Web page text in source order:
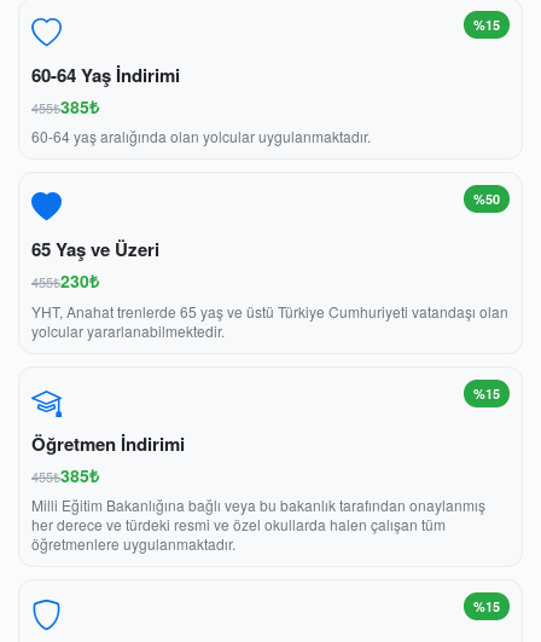
%15
60-64 Yaş İndirimi
455₺385₺
60-64 yaş aralığında olan yolcular uygulanmaktadır.
%50
65 Yaş ve Üzeri
455₺230₺
YHT, Anahat trenlerde 65 yaş ve üstü Türkiye Cumhuriyeti vatandaşı olan
yolcular yararlanabilmektedir.
%15
Öğretmen İndirimi
455₺385₺
Milli Eğitim Bakanlığına bağlı veya bu bakanlık tarafından onaylanmış
her derece ve türdeki resmi ve özel okullarda halen çalışan tüm
öğretmenlere uygulanmaktadır.
%15